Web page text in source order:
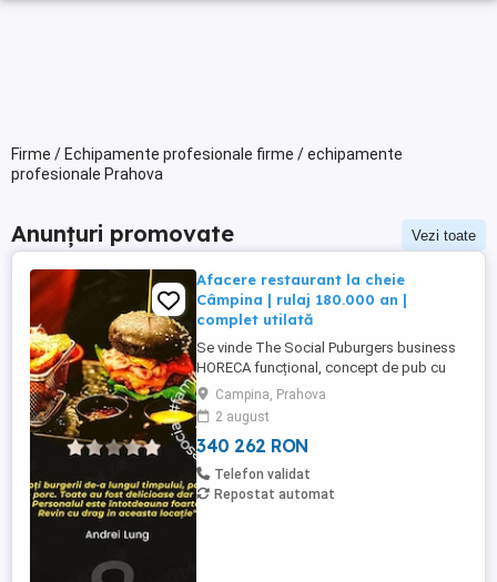
Firme / Echipamente profesionale firme / echipamente
profesionale Prahova
Anunțuri promovate Vezi toate
Afacere restaurant la cheie
Câmpina | rulaj 180.000 an |
complet utilată
Se vinde The Social Puburgers business
HORECA funcțional, concept de pub cu
identitate proprie, activ de 5 ani în
Câmpina, cu brand cunoscut local și
rating excelent (4.9 pe Google). Ce preiei: -
locație complet amenajată (interior +
terasă) - bucătărie complet utilată +
echipamente profesionale - ...
Campina, Prahova
2 august
340 262 RON
Telefon validat
Repostat automat